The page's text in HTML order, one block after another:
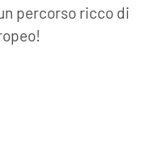
percorso ricco di